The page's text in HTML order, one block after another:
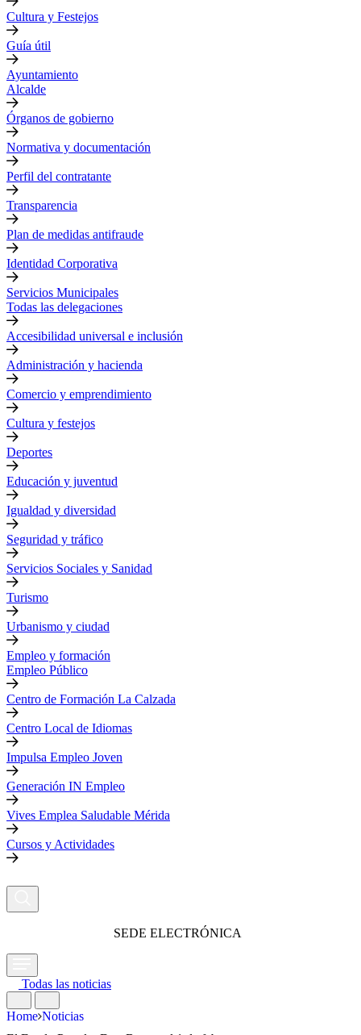
Cultura y Festejos
Guía útil
Ayuntamiento
Alcalde
Órganos de gobierno
Normativa y documentación
Perfil del contratante
Transparencia
Plan de medidas antifraude
Identidad Corporativa
Servicios Municipales
Todas las delegaciones
Accesibilidad universal e inclusión
Administración y hacienda
Comercio y emprendimiento
Cultura y festejos
Deportes
Educación y juventud
Igualdad y diversidad
Seguridad y tráfico
Servicios Sociales y Sanidad
Turismo
Urbanismo y ciudad
Empleo y formación
Empleo Público
Centro de Formación La Calzada
Centro Local de Idiomas
Impulsa Empleo Joven
Generación IN Empleo
Vives Emplea Saludable Mérida
Cursos y Actividades
SEDE ELECTRÓNICA
Todas las noticias
Home Noticias